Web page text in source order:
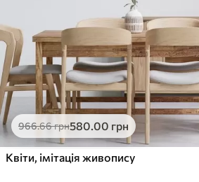
966.66грн580.00 грн
Квіти, імітація живопису